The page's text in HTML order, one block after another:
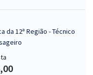
da 12ª Região - Técnico